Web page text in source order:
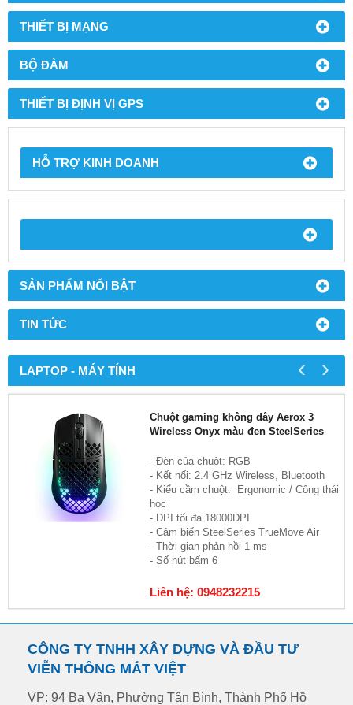
THIẾT BỊ MẠNG
BỘ ĐÀM
THIẾT BỊ ĐỊNH VỊ GPS
HỖ TRỢ KINH DOANH
SẢN PHẨM NỔI BẬT
TIN TỨC
LAPTOP - MÁY TÍNH
Chuột gaming không dây Aerox 3
Wireless Onyx màu đen SteelSeries
- Đèn của chuột: RGB
- Kết nối: 2.4 GHz Wireless, Bluetooth
- Kiểu cầm chuột: Ergonomic / Công thái
học
- DPI tối đa 18000DPI
- Cảm biến SteelSeries TrueMove Air
- Thời gian phản hồi 1 ms
- Số nút bấm 6
Liên hệ: 0948232215
‹ ›
CÔNG TY TNHH XÂY DỰNG VÀ ĐẦU TƯ
VIỄN THÔNG MẮT VIỆT
VP: 94 Ba Vân, Phường Tân Bình, Thành Phố Hồ